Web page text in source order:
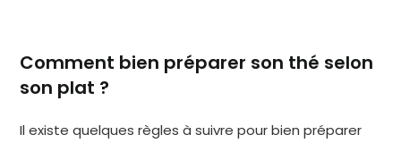
Comment bien préparer son thé selon
son plat ?
Il existe quelques règles à suivre pour bien préparer